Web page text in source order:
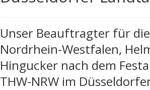
Unser Beauftragter für
Nordrhein-Westfalen,
Hingucker nach dem
THW-NRW im